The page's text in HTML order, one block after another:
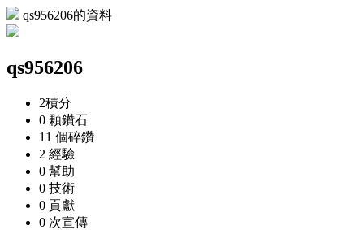
qs956206的資料
qs956206
2積分
0 顆鑽石
11 個碎鑽
2 經驗
0 幫助
0 技術
0 貢獻
0 次宣傳